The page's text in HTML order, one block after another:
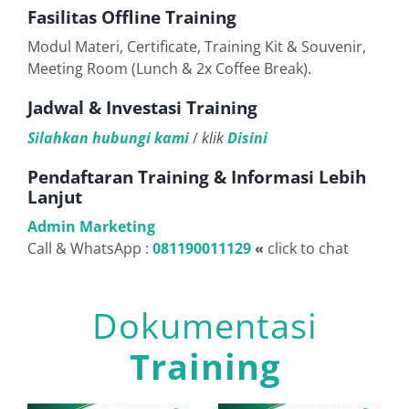
Fasilitas Offline Training
Modul Materi, Certificate, Training Kit & Souvenir,
Meeting Room (Lunch & 2x Coffee Break).
Jadwal & Investasi Training
Silahkan hubungi kami/klikDisini
Pendaftaran Training & Informasi Lebih
Lanjut
Admin Marketing
Call & WhatsApp : 081190011129« click to chat
Dokumentasi
Training